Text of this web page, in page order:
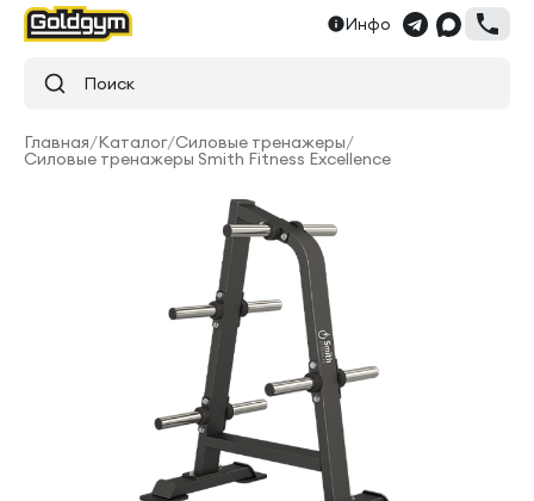
Инфо
Поиск
Главная/Каталог/Силовые тренажеры/
Силовые тренажеры Smith Fitness Excellence